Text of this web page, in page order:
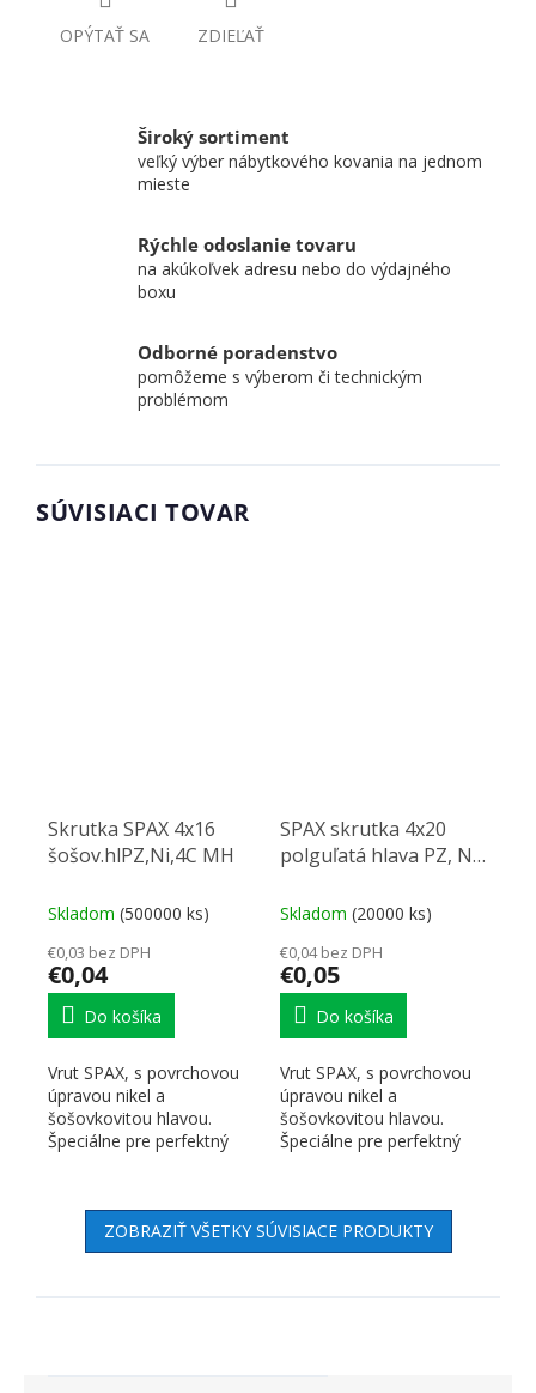
OPÝTAŤ SA ZDIEĽAŤ
Široký sortiment
veľký výber nábytkového kovania na jednom
mieste
Rýchle odoslanie tovaru
na akúkoľvek adresu nebo do výdajného
boxu
Odborné poradenstvo
pomôžeme s výberom či technickým
problémom
SÚVISIACI TOVAR
Skrutka SPAX 4x16
šošov.hlPZ,Ni,4C MH
Skladom (500000 ks)
€0,03 bez DPH
€0,04
Do košíka
Vrut SPAX, s povrchovou
úpravou nikel a
šošovkovitou hlavou.
Špeciálne pre perfektný
SPAX skrutka 4x20
polguľatá hlava PZ, Ni,
Skladom (20000 ks)
€0,04 bez DPH
€0,05
Do košíka
Vrut SPAX, s povrchovou
úpravou nikel a
šošovkovitou hlavou.
Špeciálne pre perfektný
ZOBRAZIŤ VŠETKY SÚVISIACE PRODUKTY